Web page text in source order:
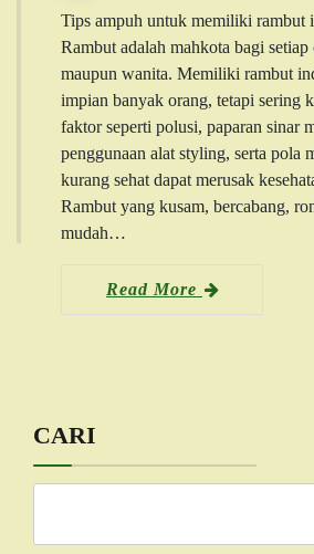
Tips ampuh untuk memiliki rambut
Rambut adalah mahkota bagi
maupun wanita. Memiliki rambut
impian banyak orang, tetapi sering
faktor seperti polusi, paparan sinar
penggunaan alat styling, serta pola
kurang sehat dapat merusak
Rambut yang kusam, bercabang,
mudah…
Read More
CARI